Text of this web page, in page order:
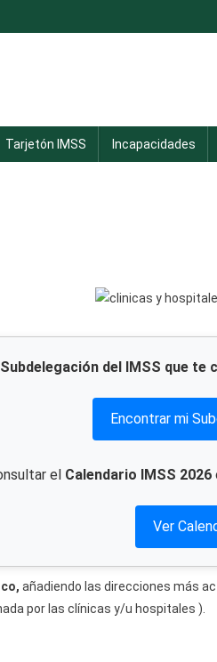
Tarjetón IMSS Incapacidades
Subdelegación del IMSS que te
Encontrar mi
el Calendario IMSS 2026
Ver
añadiendo las direcciones más
por las clínicas y/u hospitales ).